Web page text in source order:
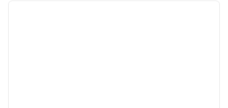
1 من 12
الصورة